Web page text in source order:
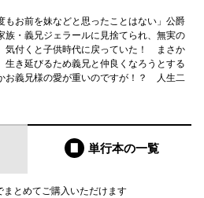
もお前を妹などと思ったことはない」公爵
族・義兄ジェラールに見捨てられ、無実の
気付くと子供時代に戻っていた！ まさか
き延びるため義兄と仲良くなろうとする
お義兄様の愛が重いのですが！？ 人生二
単行本の一覧
まとめてご購入いただけます